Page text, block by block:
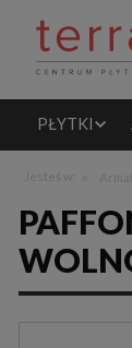
PŁYTKI